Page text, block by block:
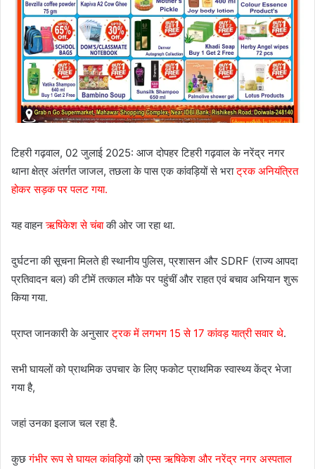
टिहरी गढ़वाल, 02 जुलाई 2025: आज दोपहर टिहरी गढ़वाल के नरेंद्र नगर
थाना क्षेत्र अंतर्गत जाजल, तछला के पास एक कांवड़ियों से भराट्रक अनियंत्रित
होकर सड़क पर पलट गया.
यह वाहनऋषिकेश से चंबाकी ओर जा रहा था.
दुर्घटना की सूचना मिलते ही स्थानीय पुलिस, प्रशासन और SDRF (राज्य आपदा
प्रतिवादन बल) की टीमें तत्काल मौके पर पहुंचीं और राहत एवं बचाव अभियान शुरू
किया गया.
प्राप्त जानकारी के अनुसारट्रक में लगभग 15 से 17 कांवड़ यात्री सवार थे.
सभी घायलों को प्राथमिक उपचार के लिए फकोट प्राथमिक स्वास्थ्य केंद्र भेजा
गया है,
जहां उनका इलाज चल रहा है.
कुछगंभीर रूप से घायल कांवड़ियोंकोएम्स ऋषिकेश और नरेंद्र नगर अस्पताल